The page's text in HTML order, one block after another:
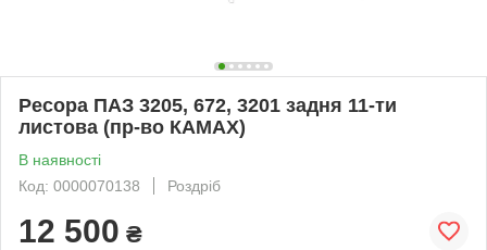
Ресора ПАЗ 3205, 672, 3201 задня 11-ти
листова (пр-во КАМАХ)
В наявності
Код: 0000070138
Роздріб
12 500 ₴